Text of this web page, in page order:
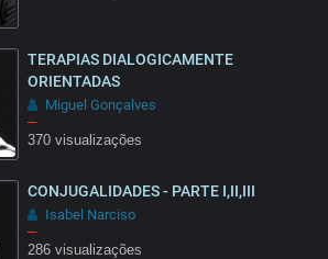
TERAPIAS DIALOGICAMENTE
ORIENTADAS
Miguel Gonçalves
–
370 visualizações
CONJUGALIDADES - PARTE I,II,III
Isabel Narciso
–
286 visualizações